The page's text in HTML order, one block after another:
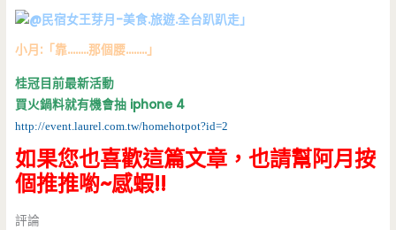
」
小月:「靠……..那個腰……..」
桂冠目前最新活動
買火鍋料就有機會抽 iphone 4
http://event.laurel.com.tw/homehotpot?id=2
如果您也喜歡這篇文章，也請幫阿月按
個推推喲~感蝦!!
評論